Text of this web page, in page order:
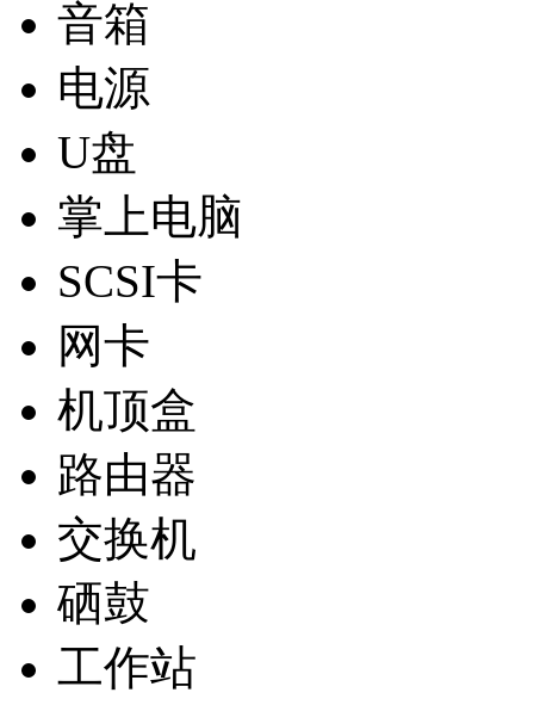
音箱
电源
U盘
掌上电脑
SCSI卡
网卡
机顶盒
路由器
交换机
硒鼓
工作站